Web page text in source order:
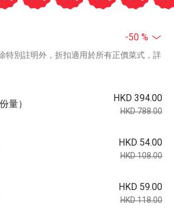
-50 %
特別註明外，折扣適用於所有正價菜式，詳
量）
HKD 394.00
HKD 788.00
HKD 54.00
HKD 108.00
HKD 59.00
HKD 118.00